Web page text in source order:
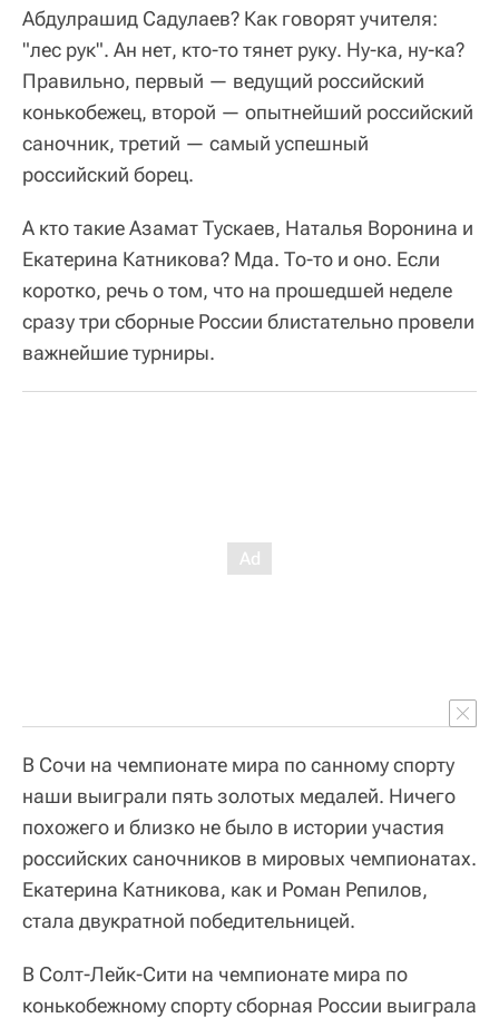
Абдулрашид Садулаев? Как говорят учителя:
"лес рук". Ан нет, кто-то тянет руку. Ну-ка, ну-ка?
Правильно, первый — ведущий российский
конькобежец, второй — опытнейший российский
саночник, третий — самый успешный
российский борец.
А кто такие Азамат Тускаев, Наталья Воронина и
Екатерина Катникова? Мда. То-то и оно. Если
коротко, речь о том, что на прошедшей неделе
сразу три сборные России блистательно провели
важнейшие турниры.
В Сочи на чемпионате мира по санному спорту
наши выиграли пять золотых медалей. Ничего
похожего и близко не было в истории участия
российских саночников в мировых чемпионатах.
Екатерина Катникова, как и Роман Репилов,
стала двукратной победительницей.
В Солт-Лейк-Сити на чемпионате мира по
конькобежному спорту сборная России выиграла